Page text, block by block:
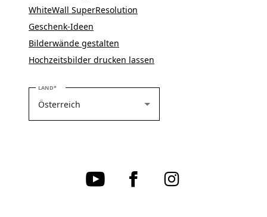
WhiteWall SuperResolution
Geschenk-Ideen
Bilderwände gestalten
Hochzeitsbilder drucken lassen
LANDBITTE WÄHLEN SIE IHR LAND